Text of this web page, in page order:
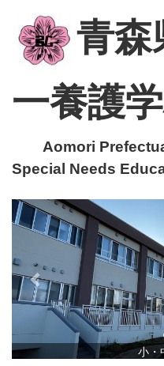
青
一養護
Aomori
Special Needs
小・
p
r
v
i
o
u